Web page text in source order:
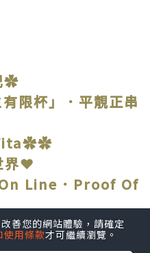
✿
限杯」．平靚正串
界❤
Line．Proof Of
善您的網站體驗，請確定
使用條款才可繼續瀏覽。